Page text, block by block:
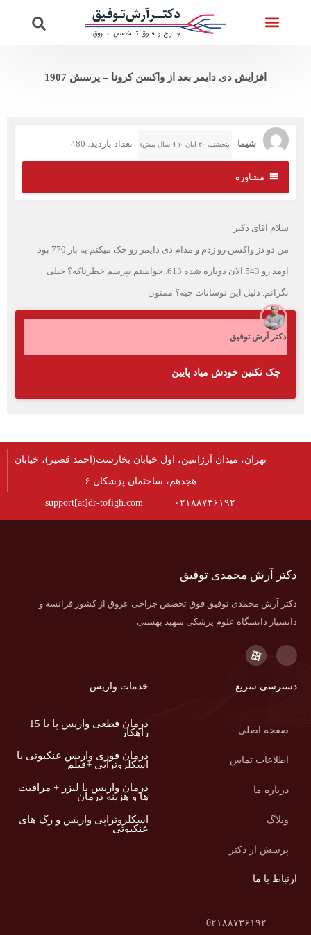
افزایش دی دایمر بعد از واکسن کرونا – پرسش 1907
شیما پنجشنبه ۲۰ آبان ۰( 4 سال پیش) تعداد بازدید: 480
مشاوره
سلام آقای دکتر
من دو دز واکسن رو زدم و مدام دی دایمر رو چک میکنم یه بار 770 بود
اومد رو 543 الان دوباره شده 613. خواستم بپرسم خطرناکه؟ خیلی
نگرانم. دلیل این نوسانات چیه؟ ممنون
دکتر آرش توفیق
چک نکنین خودش میاد پایین
تهران، میدان آرژانتین، اول خیابان بخارست(احمد قصیر)، خیابان
هجدهم، ساختمان پزشکان ۶
۰۲۱۸۸۷۳۶۱۹۲ support[at]dr-tofigh.com
دکتر آرش محمدی توفیق
دکتر آرش محمدی توفیق فوق تخصص جراحی عروق از کشور فرانسه و
دانشیار دانشگاه علوم پزشکی شهید بهشتی
دسترسی سریع
صفحه اصلی
اطلاعات تماس
درباره ما
وبلاگ
پرسش از دکتر
خدمات واریس
درمان قطعی واریس پا با 15
راهکار
درمان فوری واریس عنکبوتی با
اسکلروتراپی +فیلم
درمان واریس با لیزر + مراقبت
ها و هزینه درمان
اسکلروتراپی واریس و رگ های
عنکبوتی
ارتباط با ما
0۲۱۸۸۷۳۶۱۹۲